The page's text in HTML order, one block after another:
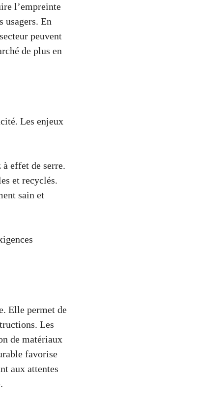
l’empreinte
usagers. En
peuvent
de plus en
Les enjeux
effet de serre.
et recyclés.
sain et
Elle permet de
Les
de matériaux
favorise
aux attentes